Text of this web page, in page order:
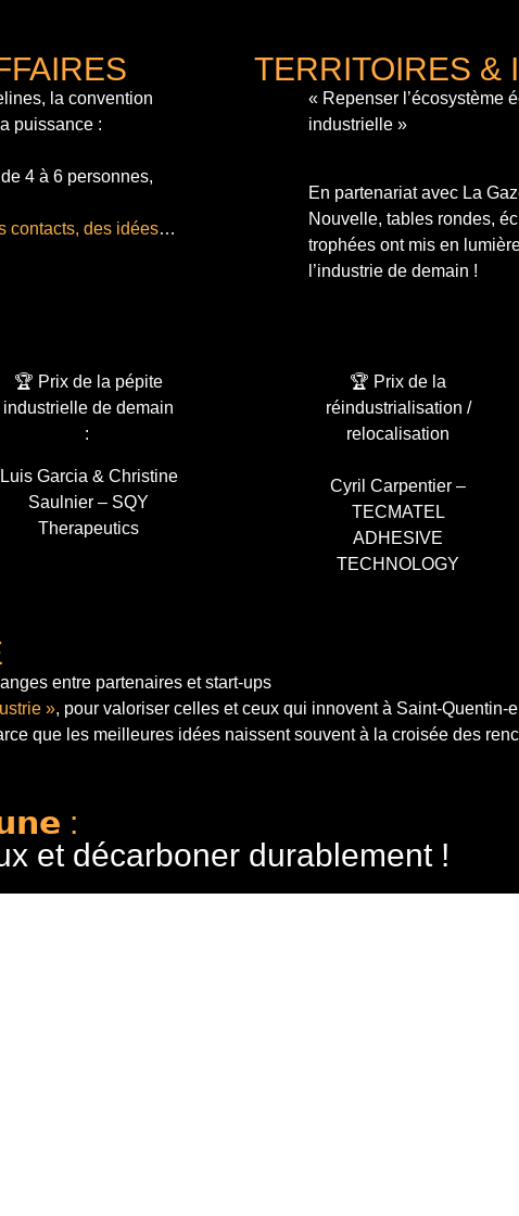
la convention
puissance :
4 à 6 personnes,
contacts, des idées…
TERRITOIRES &
« Repenser l’écosystème
industrielle »
En partenariat avec La
Nouvelle, tables rondes,
trophées ont mis en
l’industrie de demain !
🏆 Prix de la pépite
industrielle de demain
:
Luis Garcia & Christine
Saulnier – SQY
Therapeutics
🏆 Prix de la
réindustrialisation /
relocalisation
Cyril Carpentier –
TECMATEL
ADHESIVE
TECHNOLOGY
entre partenaires et start-ups
», pour valoriser celles et ceux qui innovent à Saint-Quentin-
que les meilleures idées naissent souvent à la croisée des
:
et décarboner durablement !